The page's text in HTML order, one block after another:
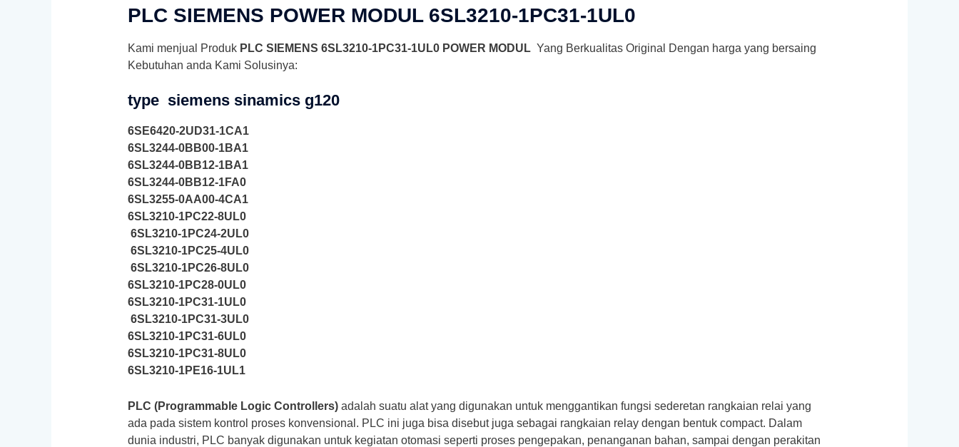
PLC SIEMENS POWER MODUL 6SL3210-1PC31-1UL0
Kami menjual Produk PLC SIEMENS 6SL3210-1PC31-1UL0 POWER MODUL Yang Berkualitas Original Dengan harga yang bersaing
Kebutuhan anda Kami Solusinya:
type siemens sinamics g120
6SE6420-2UD31-1CA1
6SL3244-0BB00-1BA1
6SL3244-0BB12-1BA1
6SL3244-0BB12-1FA0
6SL3255-0AA00-4CA1
6SL3210-1PC22-8UL0
6SL3210-1PC24-2UL0
6SL3210-1PC25-4UL0
6SL3210-1PC26-8UL0
6SL3210-1PC28-0UL0
6SL3210-1PC31-1UL0
6SL3210-1PC31-3UL0
6SL3210-1PC31-6UL0
6SL3210-1PC31-8UL0
6SL3210-1PE16-1UL1
PLC (Programmable Logic Controllers)adalah suatu alat yang digunakan untuk menggantikan fungsi sederetan rangkaian relai yang
ada pada sistem kontrol proses konvensional. PLC ini juga bisa disebut juga sebagai rangkaian relay dengan bentuk compact. Dalam
dunia industri, PLC banyak digunakan untuk kegiatan otomasi seperti proses pengepakan, penanganan bahan, sampai dengan perakitan